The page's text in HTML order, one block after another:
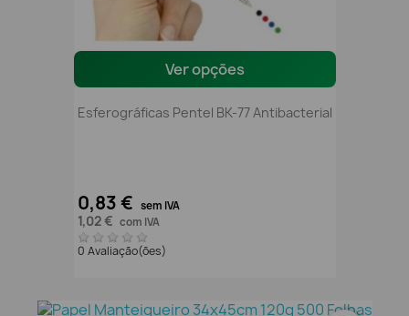
Ver opções
Esferográficas Pentel BK-77 Antibacterial
0,83 € sem IVA
1,02 € com IVA
0 Avaliação(ões)